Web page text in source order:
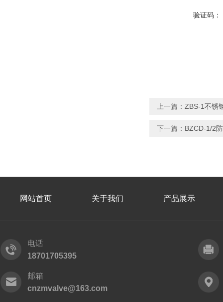
验证码：
上一篇： ZBS-1不锈
下一篇： BZCD-1/2
网站首页 关于我们 产品展示
电话
18701705395
邮箱
cnzmvalve@163.com